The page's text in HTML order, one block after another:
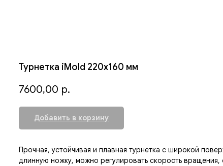
Турнетка iMold 220x160 мм
7600,00 р.
Добавить в корзину
Прочная, устойчивая и плавная турнетка с широкой
длинную ножку, можно регулировать скорость вращения,